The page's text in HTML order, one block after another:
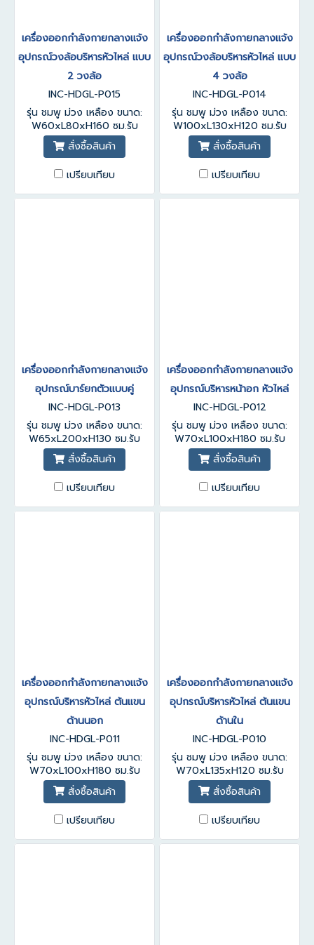
เครื่องออกกำลังกายกลางแจ้ง
อุปกรณ์วงล้อบริหารหัวไหล่ แบบ
2 วงล้อ
INC-HDGL-P015
รุ่น ชมพู ม่วง เหลือง ขนาด:
W60xL80xH160 ซม.รับ
ประกันสินค้า 1-3 ปี
สั่งซื้อสินค้า
เปรียบเทียบ
เครื่องออกกำลังกายกลางแจ้ง
อุปกรณ์วงล้อบริหารหัวไหล่ แบบ
4 วงล้อ
INC-HDGL-P014
รุ่น ชมพู ม่วง เหลือง ขนาด:
W100xL130xH120 ซม.รับ
ประกันสินค้า 1-3 ปี
สั่งซื้อสินค้า
เปรียบเทียบ
เครื่องออกกำลังกายกลางแจ้ง
อุปกรณ์บาร์ยกตัวแบบคู่
INC-HDGL-P013
รุ่น ชมพู ม่วง เหลือง ขนาด:
W65xL200xH130 ซม.รับ
ประกันสินค้า 1-3 ปี
สั่งซื้อสินค้า
เปรียบเทียบ
เครื่องออกกำลังกายกลางแจ้ง
อุปกรณ์บริหารหน้าอก หัวไหล่
INC-HDGL-P012
รุ่น ชมพู ม่วง เหลือง ขนาด:
W70xL100xH180 ซม.รับ
ประกันสินค้า 1-3 ปี
สั่งซื้อสินค้า
เปรียบเทียบ
เครื่องออกกำลังกายกลางแจ้ง
อุปกรณ์บริหารหัวไหล่ ต้นแขน
ด้านนอก
INC-HDGL-P011
รุ่น ชมพู ม่วง เหลือง ขนาด:
W70xL100xH180 ซม.รับ
ประกันสินค้า 1-3 ปี
สั่งซื้อสินค้า
เปรียบเทียบ
เครื่องออกกำลังกายกลางแจ้ง
อุปกรณ์บริหารหัวไหล่ ต้นแขน
ด้านใน
INC-HDGL-P010
รุ่น ชมพู ม่วง เหลือง ขนาด:
W70xL135xH120 ซม.รับ
ประกันสินค้า 1-3 ปี
สั่งซื้อสินค้า
เปรียบเทียบ